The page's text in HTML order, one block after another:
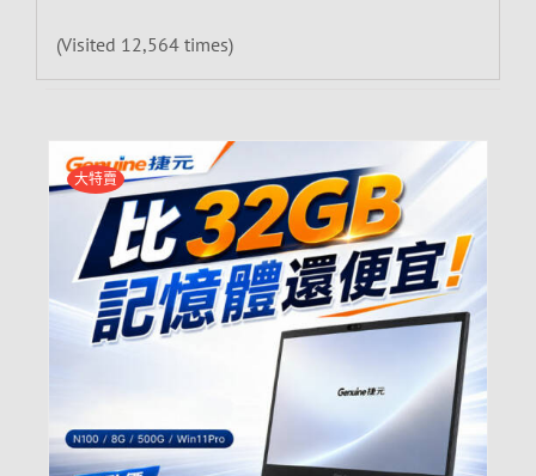
(Visited 12,564 times)
大特賣